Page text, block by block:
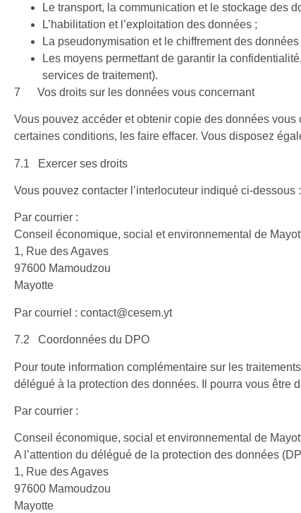
Le transport, la communication et le stockage des
L’habilitation et l’exploitation des données ;
La pseudonymisation et le chiffrement des
Les moyens permettant de garantir la
services de traitement).
7 Vos droits sur les données vous concernant
Vous pouvez accéder et obtenir copie des données
certaines conditions, les faire effacer. Vous disposez
7.1 Exercer ses droits
Vous pouvez contacter l’interlocuteur indiqué ci-dessous :
Par courrier :
Conseil économique, social et environnemental de
1, Rue des Agaves
97600 Mamoudzou
Mayotte
Par courriel : contact@cesem.yt
7.2 Coordonnées du DPO
Pour toute information complémentaire sur les
délégué à la protection des données. Il pourra vous être
Par courrier :
Conseil économique, social et environnemental de
A l’attention du délégué de la protection des données
1, Rue des Agaves
97600 Mamoudzou
Mayotte